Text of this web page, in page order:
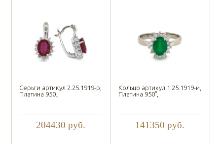
Серьги артикул 2.25.1919-р,
Платина 950.,
204430 руб.
Кольцо артикул 1.25.1919-и,
Платина 950°,
141350 руб.